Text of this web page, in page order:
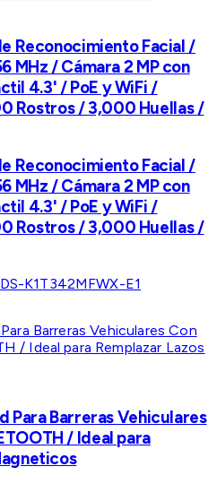
Reconocimiento Facial /
MHz / Cámara 2 MP con
4.3' / PoE y WiFi /
Rostros / 3,000 Huellas /
Reconocimiento Facial /
MHz / Cámara 2 MP con
4.3' / PoE y WiFi /
Rostros / 3,000 Huellas /
DS-K1T342MFWX-E1
Para Barreras Vehiculares
/ Ideal para